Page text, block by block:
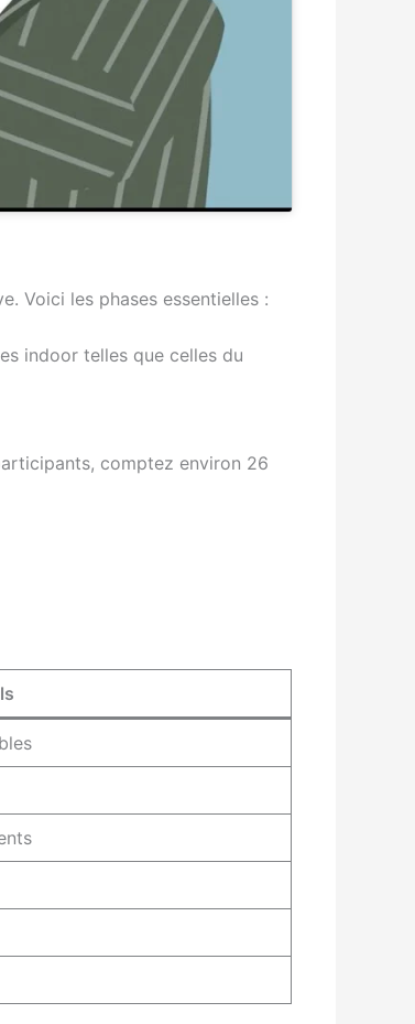
Voici les phases essentielles :
indoor telles que celles du
comptez environ 26